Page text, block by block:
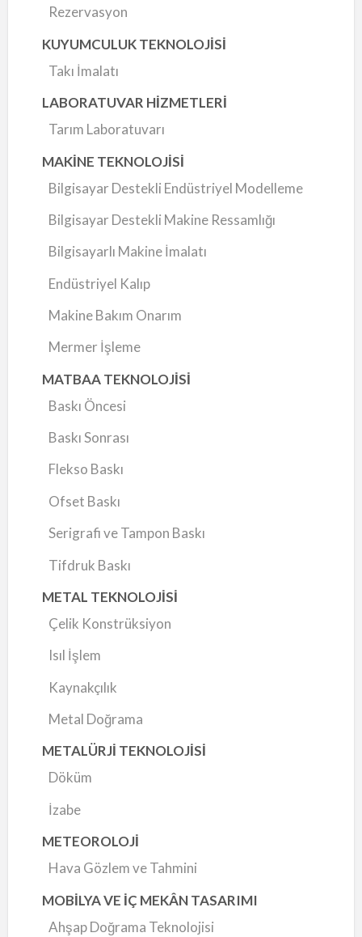
Rezervasyon
KUYUMCULUK TEKNOLOJİSİ
Takı İmalatı
LABORATUVAR HİZMETLERİ
Tarım Laboratuvarı
MAKİNE TEKNOLOJİSİ
Bilgisayar Destekli Endüstriyel Modelleme
Bilgisayar Destekli Makine Ressamlığı
Bilgisayarlı Makine İmalatı
Endüstriyel Kalıp
Makine Bakım Onarım
Mermer İşleme
MATBAA TEKNOLOJİSİ
Baskı Öncesi
Baskı Sonrası
Flekso Baskı
Ofset Baskı
Serigrafi ve Tampon Baskı
Tifdruk Baskı
METAL TEKNOLOJİSİ
Çelik Konstrüksiyon
Isıl İşlem
Kaynakçılık
Metal Doğrama
METALÜRJİ TEKNOLOJİSİ
Döküm
İzabe
METEOROLOJİ
Hava Gözlem ve Tahmini
MOBİLYA VE İÇ MEKÂN TASARIMI
Ahşap Doğrama Teknolojisi